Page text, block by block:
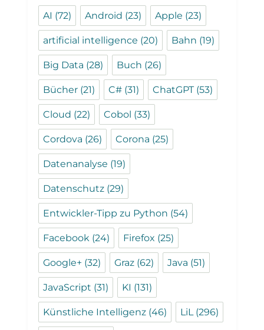
AI (72) Android (23) Apple (23)
artificial intelligence (20) Bahn (19)
Big Data (28) Buch (26)
Bücher (21) C# (31) ChatGPT(53)
Cloud (22) Cobol (33)
Cordova (26) Corona (25)
Datenanalyse (19)
Datenschutz (29)
Entwickler-Tipp zu Python (54)
Facebook (24) Firefox (25)
Google+ (32) Graz (62) Java (51)
JavaScript (31) KI (131)
Künstliche Intelligenz (46) LiL(296)